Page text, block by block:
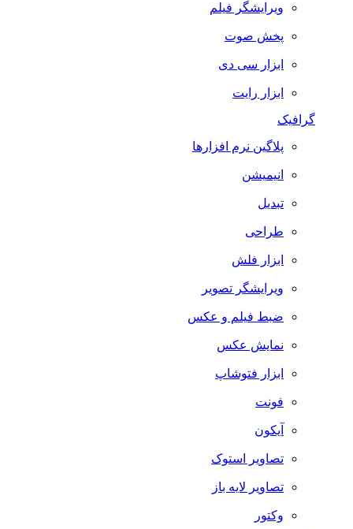
ویرایشگر فیلم
پخش صوت
ابزار سی دی
ابزار رایت
گرافیک
پلاگین نرم افزارها
انیمیشن
تبدیل
طراحی
ابزار فلش
ویرایشگر تصویر
ضبط فيلم و عكس
نمایش عکس
ابزار فتوشاپ
فونت
آیکون
تصاویر استوک
تصاویر لایه باز
وکتور